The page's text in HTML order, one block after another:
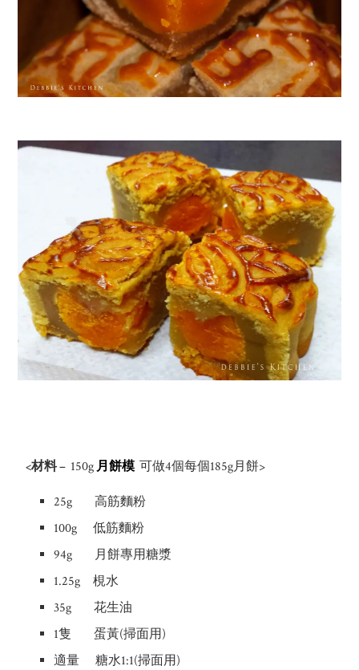
<材料 – 150g月餅模 可做4個每個185g月餅>
25g 高筋麵粉
100g 低筋麵粉
94g 月餅專用糖漿
1.25g 梘水
35g 花生油
1隻 蛋黃(掃面用)
適量 糖水1:1(掃面用)